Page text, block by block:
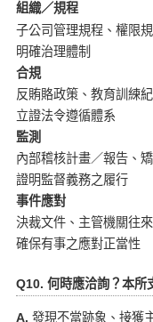
組織／規程
子公司管理規程、權限
明確治理體制
合規
反賄賂政策、教育訓練
立證法令遵循體系
監測
內部稽核計畫／報告、
證明監督義務之履行
事件應對
決裁文件、主管機關往
確保有事之應對正當性
Q10. 何時應洽詢？本所
A. 發現不當跡象、接獲